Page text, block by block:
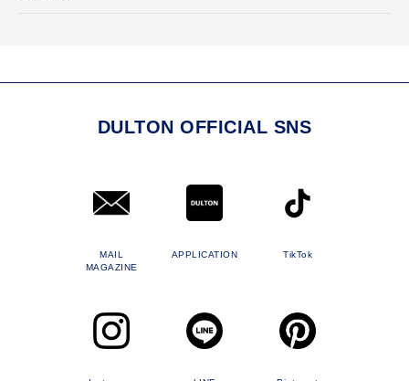
DULTON OFFICIAL SNS
MAIL
MAGAZINE
APPLICATION TikTok